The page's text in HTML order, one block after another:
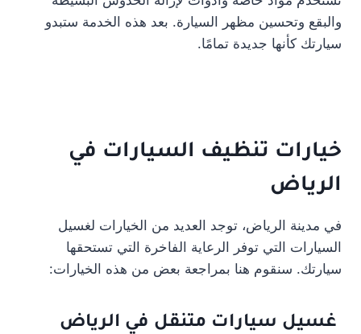
والبقع وتحسين مظهر السيارة. بعد هذه الخدمة ستبدو
سيارتك كأنها جديدة تمامًا.
خيارات تنظيف السيارات في
الرياض
في مدينة الرياض، توجد العديد من الخيارات لغسيل
السيارات التي توفر الرعاية الفاخرة التي تستحقها
سيارتك. سنقوم هنا بمراجعة بعض من هذه الخيارات:
غسيل سيارات متنقل في الرياض